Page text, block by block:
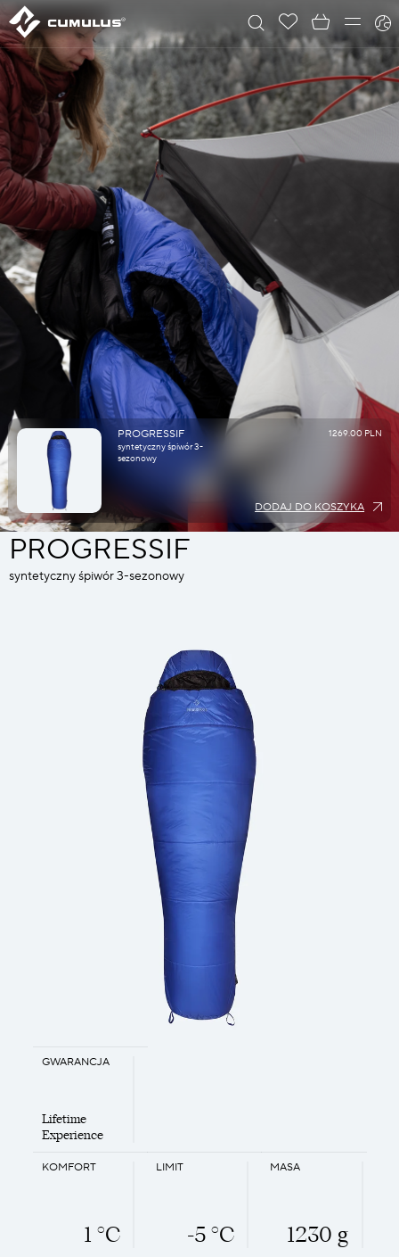
PROGRESSIF
syntetyczny śpiwór 3-
sezonowy
1269.00 PLN
DODAJ DO KOSZYKA
PROGRESSIF
syntetyczny śpiwór 3-sezonowy
MASA
1230 g
KOMFORT
1 °C
LIMIT
-5 °C
GWARANCJA
Lifetime
Experience